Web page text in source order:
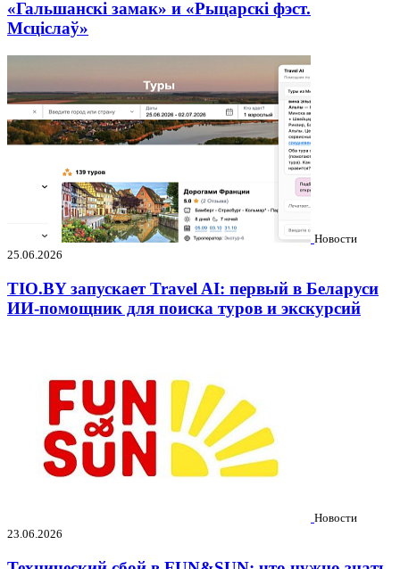
«Гальшанскі замак» и «Рыцарскі фэст.
Мсціслаў»
Новости
25.06.2026
TIO.BY запускает Travel AI: первый в Беларуси
ИИ-помощник для поиска туров и экскурсий
Новости
23.06.2026